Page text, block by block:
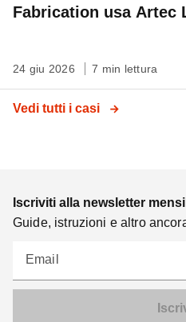
Fabrication usa Artec
24 giu 2026 7 min lettura
Vedi tutti i casi
Iscriviti alla newsletter
Guide, istruzioni e altro
Email